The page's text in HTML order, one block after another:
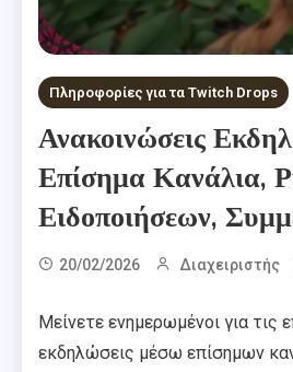
Πληροφορίες για τα Twitch Drops
Ανακοινώσεις
Επίσημα Κανάλια,
Ειδοποιήσεων,
20/02/2026 Διαχειριστής
Μείνετε ενημερωμένοι για τις
εκδηλώσεις μέσω επίσημων